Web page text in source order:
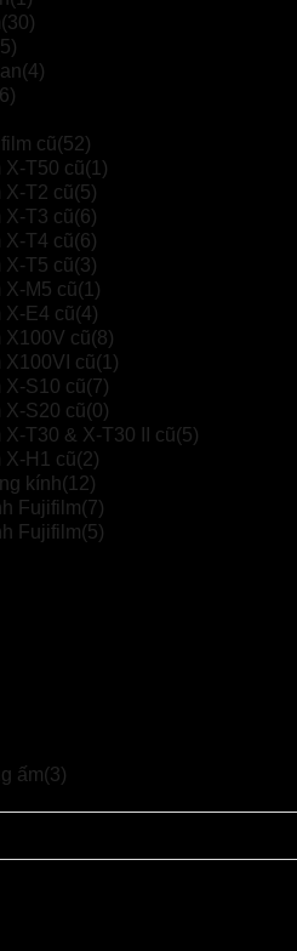
(30)
(4)
cũ(52)
X-T50 cũ(1)
X-T2 cũ(5)
X-T3 cũ(6)
X-T4 cũ(6)
X-T5 cũ(3)
X-M5 cũ(1)
X-E4 cũ(4)
X100V cũ(8)
X100VI cũ(1)
X-S10 cũ(7)
X-S20 cũ(0)
X-T30 & X-T30 II cũ(5)
X-H1 cũ(2)
kính(12)
Fujifilm(7)
Fujifilm(5)
ấm(3)